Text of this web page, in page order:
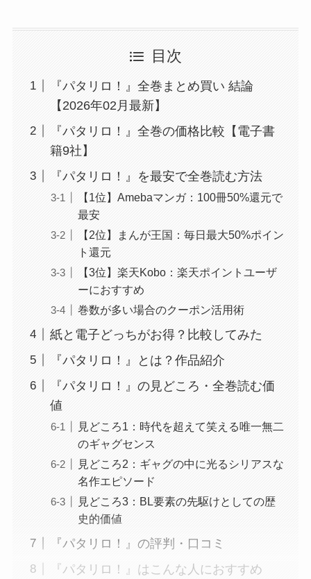
目次
『パタリロ！』全巻まとめ買い 結論
【2026年02月最新】
『パタリロ！』全巻の価格比較【電子書
籍9社】
『パタリロ！』を最安で全巻読む方法
【1位】Amebaマンガ：100冊50%還元で
最安
【2位】まんが王国：毎日最大50%ポイン
ト還元
【3位】楽天Kobo：楽天ポイントユーザ
ーにおすすめ
巻数が多い場合のクーポン活用術
紙と電子どっちがお得？比較してみた
『パタリロ！』とは？作品紹介
『パタリロ！』の見どころ・全巻読む価
値
見どころ1：時代を超えて笑える唯一無二
のギャグセンス
見どころ2：ギャグの中に光るシリアスな
名作エピソード
見どころ3：BL要素の先駆けとしての歴
史的価値
『パタリロ！』の評判・口コミ
『パタリロ！』はこんな人におすすめ